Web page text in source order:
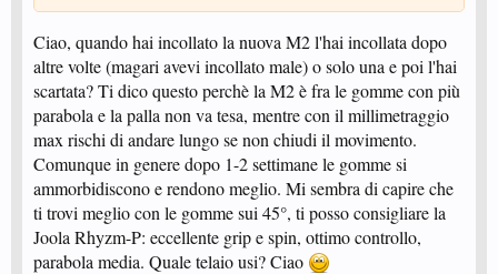
Ciao, quando hai incollato la nuova M2 l'hai incollata dopo
altre volte (magari avevi incollato male) o solo una e poi l'hai
scartata? Ti dico questo perchè la M2 è fra le gomme con più
parabola e la palla non va tesa, mentre con il millimetraggio
max rischi di andare lungo se non chiudi il movimento.
Comunque in genere dopo 1-2 settimane le gomme si
ammorbidiscono e rendono meglio. Mi sembra di capire che
ti trovi meglio con le gomme sui 45°, ti posso consigliare la
Joola Rhyzm-P: eccellente grip e spin, ottimo controllo,
parabola media. Quale telaio usi? Ciao